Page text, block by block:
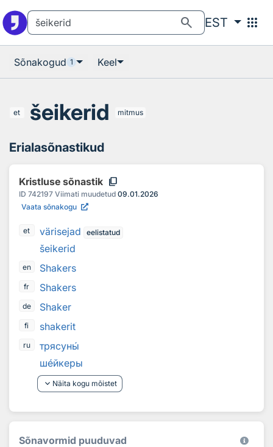
search EST apps
Sõnakogud 1 Keel
et šeikerid mitmus
Erialasõnastikud
Kristluse sõnastik content_copy
ID 742197 Viimati muudetud 09.01.2026
Vaata sõnakogu
et värisejad eelistatud
šeikerid
en Shakers
fr Shakers
de Shaker
fi shakerit
ru трясуны
шейкеры
keyboard_arrow_down Näita kogu mõistet
Sõnavormid puuduvad